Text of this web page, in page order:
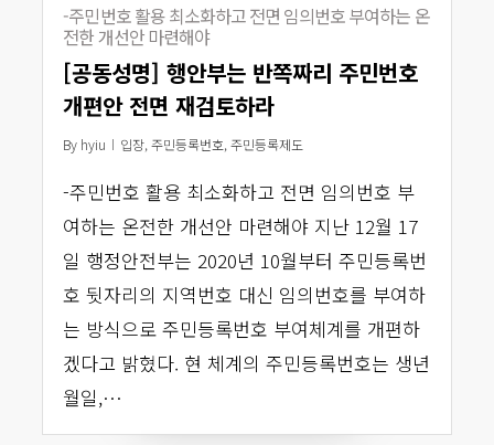
-주민번호 활용 최소화하고 전면 임의번호 부여하는 온
전한 개선안 마련해야
[공동성명] 행안부는 반쪽짜리 주민번호
개편안 전면 재검토하라
By hyiu 입장,주민등록번호,주민등록제도
-주민번호 활용 최소화하고 전면 임의번호 부
여하는 온전한 개선안 마련해야 지난 12월 17
일 행정안전부는 2020년 10월부터 주민등록번
호 뒷자리의 지역번호 대신 임의번호를 부여하
는 방식으로 주민등록번호 부여체계를 개편하
겠다고 밝혔다. 현 체계의 주민등록번호는 생년
월일,…